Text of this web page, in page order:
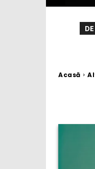
Acasă